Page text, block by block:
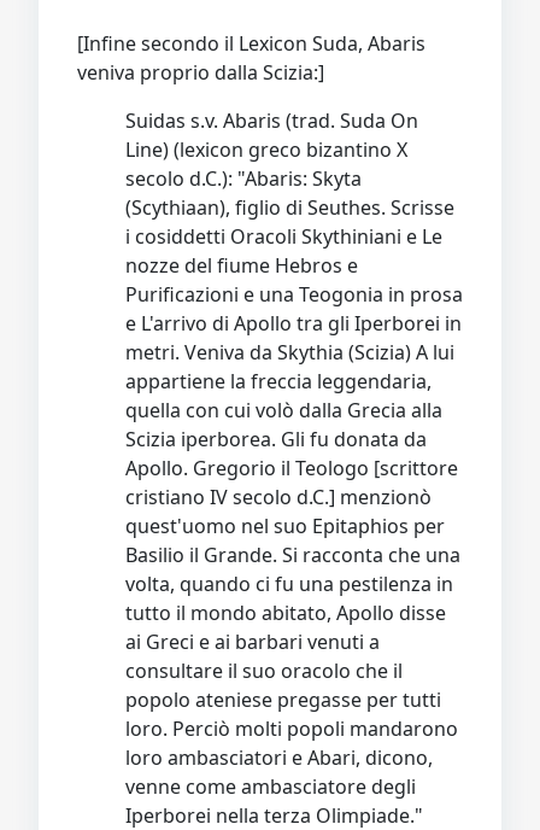
[Infine secondo il Lexicon Suda, Abaris
veniva proprio dalla Scizia:]
Suidas s.v. Abaris (trad. Suda On
Line) (lexicon greco bizantino X
secolo d.C.): "Abaris: Skyta
(Scythiaan), figlio di Seuthes. Scrisse
i cosiddetti Oracoli Skythiniani e Le
nozze del fiume Hebros e
Purificazioni e una Teogonia in prosa
e L'arrivo di Apollo tra gli Iperborei in
metri. Veniva da Skythia (Scizia) A lui
appartiene la freccia leggendaria,
quella con cui volò dalla Grecia alla
Scizia iperborea. Gli fu donata da
Apollo. Gregorio il Teologo [scrittore
cristiano IV secolo d.C.] menzionò
quest'uomo nel suo Epitaphios per
Basilio il Grande. Si racconta che una
volta, quando ci fu una pestilenza in
tutto il mondo abitato, Apollo disse
ai Greci e ai barbari venuti a
consultare il suo oracolo che il
popolo ateniese pregasse per tutti
loro. Perciò molti popoli mandarono
loro ambasciatori e Abari, dicono,
venne come ambasciatore degli
Iperborei nella terza Olimpiade."